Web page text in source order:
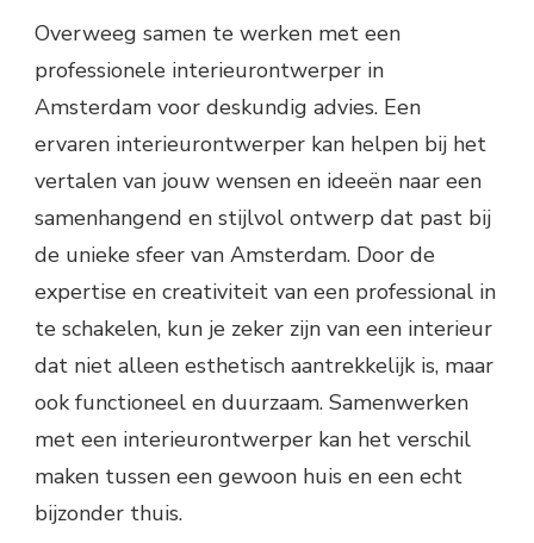
Overweeg samen te werken met een
professionele interieurontwerper in
Amsterdam voor deskundig advies. Een
ervaren interieurontwerper kan helpen bij het
vertalen van jouw wensen en ideeën naar een
samenhangend en stijlvol ontwerp dat past bij
de unieke sfeer van Amsterdam. Door de
expertise en creativiteit van een professional in
te schakelen, kun je zeker zijn van een interieur
dat niet alleen esthetisch aantrekkelijk is, maar
ook functioneel en duurzaam. Samenwerken
met een interieurontwerper kan het verschil
maken tussen een gewoon huis en een echt
bijzonder thuis.